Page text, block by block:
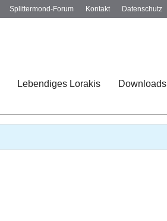
Datenschutz
Kontakt
Splittermond-Forum
Lebendiges Lorakis Downloads